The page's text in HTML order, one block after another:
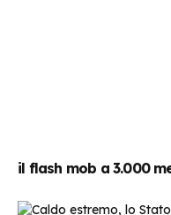
il flash mob a 3.000